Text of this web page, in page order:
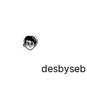
desbyseb